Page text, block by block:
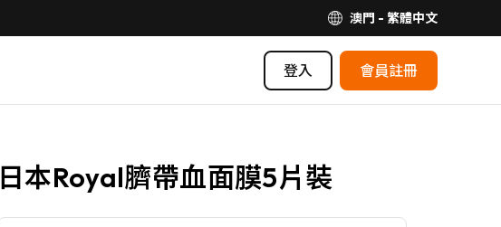
澳門 - 繁體中文
登入 會員註冊
日本Royal臍帶血面膜5片裝